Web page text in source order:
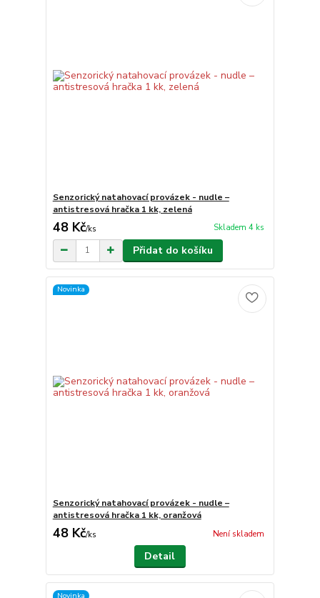
Senzorický natahovací provázek - nudle –
antistresová hračka 1 kk, zelená
48 Kč/ks Skladem 4 ks
Přidat do košíku
Novinka
Senzorický natahovací provázek - nudle –
antistresová hračka 1 kk, oranžová
48 Kč/ks Není skladem
Detail
Novinka